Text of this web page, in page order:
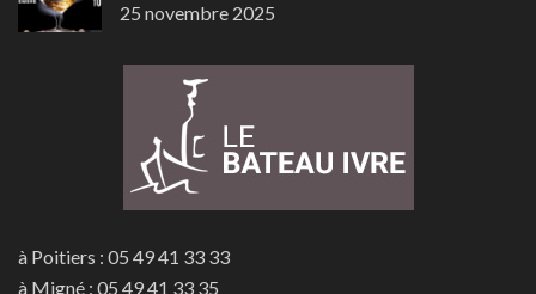
25 novembre 2025
à Poitiers : 05 49 41 33 33
à Migné : 05 49 41 33 35